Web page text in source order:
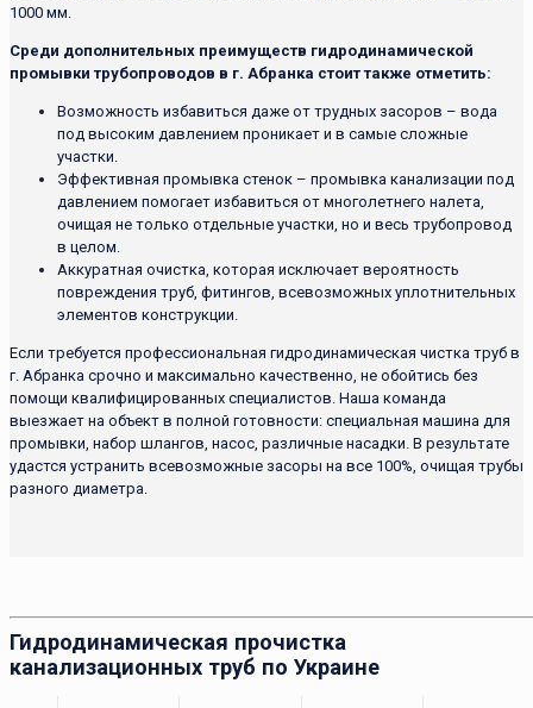
1000 мм.
Среди дополнительных преимуществ гидродинамической
промывки трубопроводов в г. Абранка стоит также отметить:
Возможность избавиться даже от трудных засоров – вода
под высоким давлением проникает и в самые сложные
участки.
Эффективная промывка стенок – промывка канализации под
давлением помогает избавиться от многолетнего налета,
очищая не только отдельные участки, но и весь трубопровод
в целом.
Аккуратная очистка, которая исключает вероятность
повреждения труб, фитингов, всевозможных уплотнительных
элементов конструкции.
Если требуется профессиональная гидродинамическая чистка труб в
г. Абранка срочно и максимально качественно, не обойтись без
помощи квалифицированных специалистов. Наша команда
выезжает на объект в полной готовности: специальная машина для
промывки, набор шлангов, насос, различные насадки. В результате
удастся устранить всевозможные засоры на все 100%, очищая трубы
разного диаметра.
Гидродинамическая прочистка
канализационных труб по Украине